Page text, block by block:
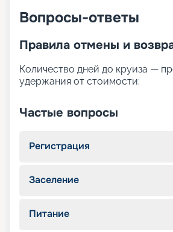
Вопросы-ответы
Правила отмены и
Количество дней до круиза —
удержания от стоимости:
Частые вопросы
Регистрация
Заселение
Питание